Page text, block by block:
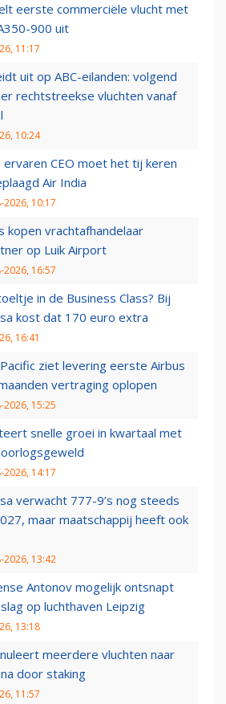
eerste commerciële vlucht met
900 uit
11:17
uit op ABC-eilanden: volgend
rechtstreekse vluchten vanaf
10:24
ervaren CEO moet het tij keren
Air India
2026, 10:17
kopen vrachtafhandelaar
op Luik Airport
2026, 16:57
in de Business Class? Bij
kost dat 170 euro extra
16:41
ziet levering eerste Airbus
vertraging oplopen
2026, 15:25
snelle groei in kwartaal met
2026, 14:17
verwacht 777-9’s nog steeds
maar maatschappij heeft ook
2026, 13:42
Antonov mogelijk ontsnapt
op luchthaven Leipzig
13:18
meerdere vluchten naar
door staking
11:57